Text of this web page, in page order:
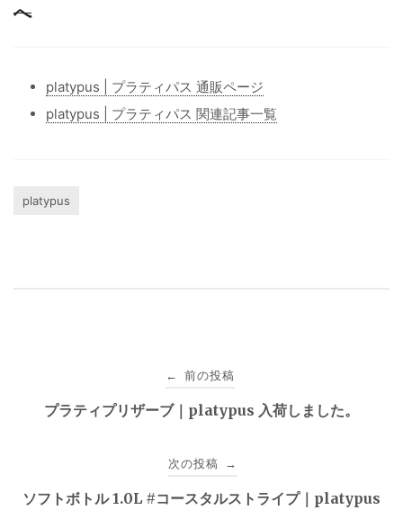
へ
platypus | プラティパス 通販ページ
platypus | プラティパス 関連記事一覧
platypus
← 前の投稿
プラティプリザーブ｜platypus 入荷しました。
次の投稿 →
ソフトボトル 1.0L #コースタルストライプ｜platypus